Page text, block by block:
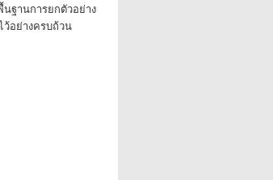
ฐานการยกตัวอย่าง
อย่างครบถ้วน